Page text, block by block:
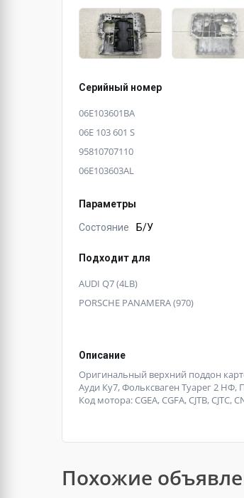
Серийный номер
06E103601BA
06E 103 601 S
95810707110
06E103603AL
Параметры
Состояние Б/У
Подходит для
AUDI Q7 (4LB)
PORSCHE PANAMERA (970)
Описание
Оригинальный верхний поддон
Ауди Ку7, Фольксваген Туарег 2
Код мотора: CGEA, CGFA, СJTB, CJTC,
Похожие